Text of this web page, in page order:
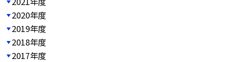
2020年度
2019年度
2018年度
2017年度